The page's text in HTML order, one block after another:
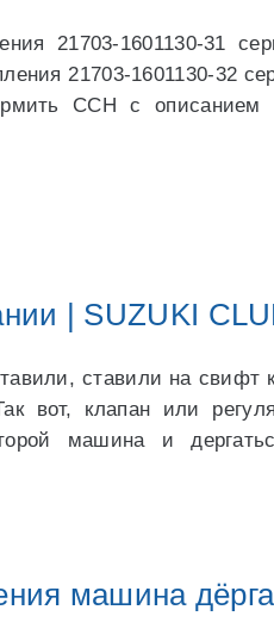
21703-1601130-31
21703-1601130-32
ССН с описанием
| SUZUKI
ставили на свифт
вот, клапан или
машина и
машина